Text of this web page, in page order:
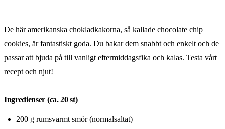
De här amerikanska chokladkakorna, så kallade chocolate chip
cookies, är fantastiskt goda. Du bakar dem snabbt och enkelt och de
passar att bjuda på till vanligt eftermiddagsfika och kalas. Testa vårt
recept och njut!
Ingredienser (ca. 20 st)
200 g rumsvarmt smör (normalsaltat)